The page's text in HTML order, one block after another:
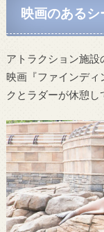
映画のあるシ
アトラクション施
映画『ファインディ
クとラダーが休憩し